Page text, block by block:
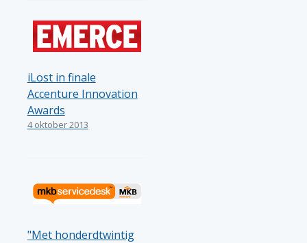
iLost in finale
Accenture Innovation
Awards
4 oktober 2013
"Met honderdtwintig